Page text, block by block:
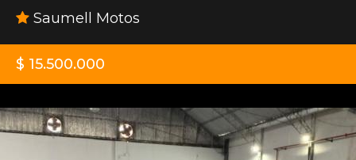
Saumell Motos
$ 15.500.000